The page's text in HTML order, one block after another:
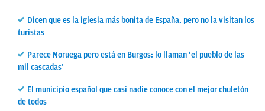
Dicen que es la iglesia más bonita de España, pero no la visitan los
turistas
Parece Noruega pero está en Burgos: lo llaman ‘el pueblo de las
mil cascadas’
El municipio español que casi nadie conoce con el mejor chuletón
de todos